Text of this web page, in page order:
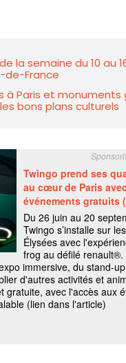
la semaine du 10 au
de-France
à Paris et monuments
bons plans culturels